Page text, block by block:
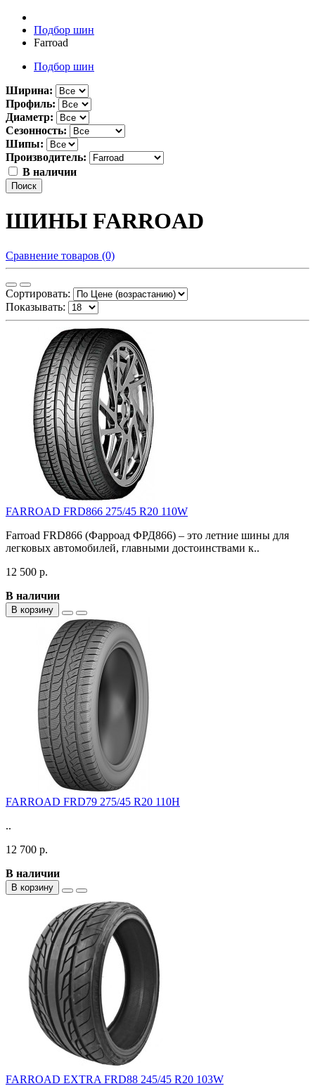
Подбор шин
Farroad
Подбор шин
Ширина:
Профиль:
Диаметр:
Сезонность:
Шипы:
Производитель:
В наличии
Поиск
ШИНЫ FARROAD
Сравнение товаров (0)
Сортировать:
Показывать:
FARROAD FRD866 275/45 R20 110W
Farroad FRD866 (Фарроад ФРД866) – это летние шины для
легковых автомобилей, главными достоинствами к..
12 500 р.
В наличии
В корзину
FARROAD FRD79 275/45 R20 110H
..
12 700 р.
В наличии
В корзину
FARROAD EXTRA FRD88 245/45 R20 103W